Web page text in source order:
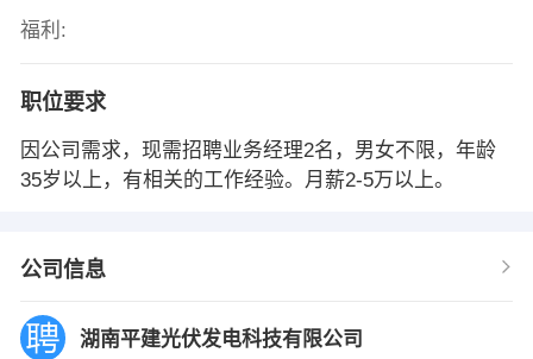
福利:
职位要求
因公司需求，现需招聘业务经理2名，男女不限，年龄
35岁以上，有相关的工作经验。月薪2-5万以上。
公司信息
湖南平建光伏发电科技有限公司